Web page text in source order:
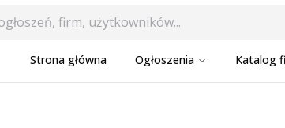
Strona główna Ogłoszenia Katalog